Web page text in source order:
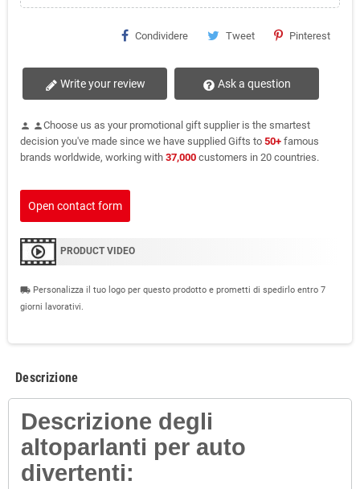
Condividere Tweet Pinterest
Write your review Ask a question
person personChoose us as your promotional gift supplier is the smartest
decision you've made since we have supplied Gifts to 50+ famous
brands worldwide, working with 37,000 customers in 20 countries.
Open contact form
PRODUCT VIDEO
local_shipping Personalizza il tuo logo per questo prodotto e prometti di spedirlo entro 7
giorni lavorativi.
Descrizione
Descrizione degli
altoparlanti per auto
divertenti: